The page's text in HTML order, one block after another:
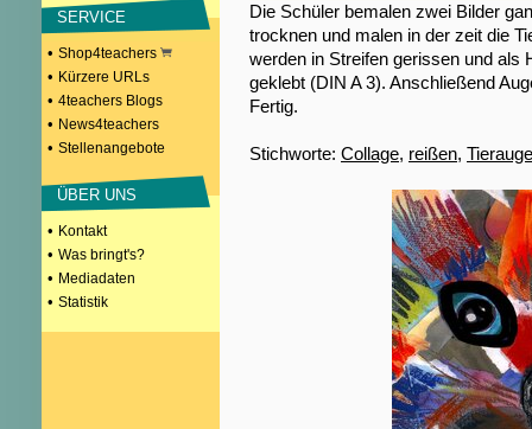
SERVICE
• Shop4teachers
• Kürzere URLs
• 4teachers Blogs
• News4teachers
• Stellenangebote
ÜBER UNS
• Kontakt
• Was bringt's?
• Mediadaten
• Statistik
Die Schüler bemalen zwei Bilder
trocknen und malen in der zeit die
werden in Streifen gerissen und als
geklebt (DIN A 3). Anschließend
Fertig.
Stichworte: Collage, reißen,